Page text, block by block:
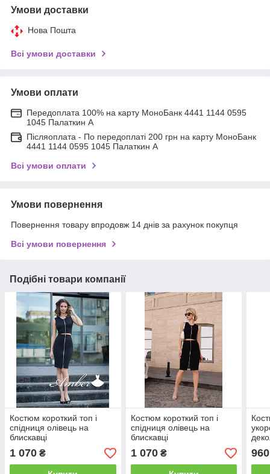
Умови доставки
Нова Пошта
Всі умови доставки
Умови оплати
Передоплата 100% на карту МоноБанк 4441 1144 0595
1045 Палаткин А
Післяоплата - По передоплаті 200 грн на карту МоноБанк
4441 1144 0595 1045 Палаткин А
Всі умови оплати
Умови повернення
Повернення товару впродовж 14 днів за рахунок покупця
Всі умови повернення
Подібні товари компанії
Костюм короткий топ і
спідниця олівець на
блискавці
1 070 ₴
Костюм короткий топ і
спідниця олівець на
блискавці
1 070₴ 960